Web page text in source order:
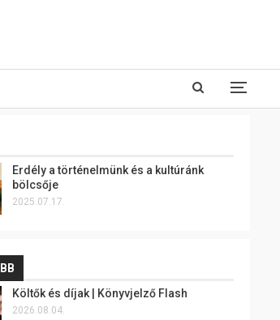
Erdély a történelmünk és a kultúránk
bölcsője
2025.07.17.
Költők és díjak | Könyvjelző Flash
2026.08.04.